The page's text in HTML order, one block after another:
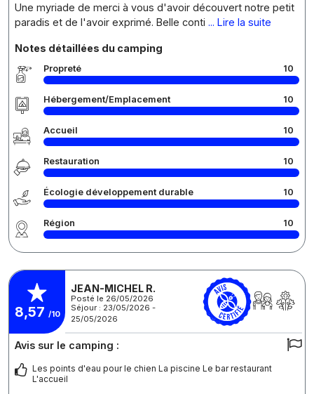
Une myriade de merci à vous d'avoir découvert notre petit
paradis et de l'avoir exprimé. Belle conti ... Lire la suite
Notes détaillées du camping
Propreté 10
Hébergement/Emplacement 10
Accueil 10
Restauration 10
Écologie développement durable 10
Région 10
8,57 /10
JEAN-MICHEL R.
Posté le 26/05/2026
Séjour : 23/05/2026 -
25/05/2026
Avis sur le camping :
Les points d'eau pour le chien La piscine Le bar restaurant
L'accueil